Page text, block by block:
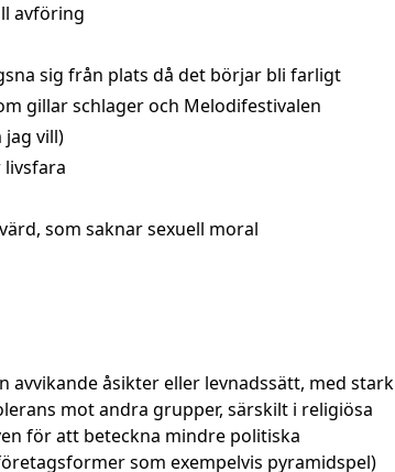
avföring
sig från plats då det börjar bli farligt
gillar schlager och Melodifestivalen
jag vill)
som saknar sexuell moral
åsikter eller levnadssätt, med stark
mot andra grupper, särskilt i religiösa
för att beteckna mindre politiska
som exempelvis pyramidspel)